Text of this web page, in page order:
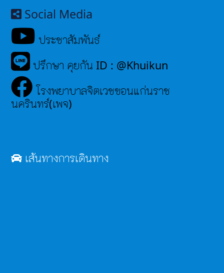
Social Media
ประชาสัมพันธ์
ปรึกษา คุยกัน ID : @Khuikun
โรงพยาบาลจิตเวชขอนแก่นราช
นครินทร์(เพจ)
เส้นทางการเดินทาง